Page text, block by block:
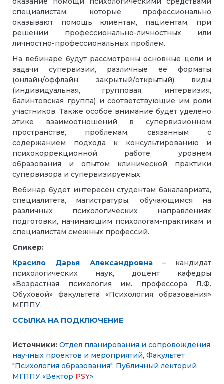
специалистам, которые профессионально
оказывают помощь клиентам, пациентам, при
решении профессионально-личностных или
личностно-профессиональных проблем.
На вебинаре будут рассмотрены основные цели и
задачи супервизии, различные ее форматы
(онлайн/оффлайн, закрытый/открытый), виды
(индивидуальная, групповая, интервизия,
балинтовская группа) и соответствующие им роли
участников. Также особое внимание будет уделено
этике взаимоотношений в супервизионном
пространстве, проблемам, связанным с
содержанием подхода к консультированию и
психокоррекционной работе, уровнем
образования и опытом клинической практики
супервизора и супервизируемых.
Вебинар будет интересен студентам бакалавриата,
специалитета, магистратуры, обучающимся на
различных психологических направлениях
подготовки, начинающим психологам-практикам и
специалистам смежных профессий.
Спикер:
Красило Дарья Александровна
– кандидат
психологических наук, доцент кафедры
«Возрастная психология им. профессора Л.Ф.
Обуховой» факультета «Психология образования»
МГППУ.
ССЫЛКА НА ПОДКЛЮЧЕНИЕ
Источники: Отдел планирования и сопровождения
научных проектов и мероприятий, Факультет
"Психология образования", Публичный лекторий
МГППУ «Вектор PSY»